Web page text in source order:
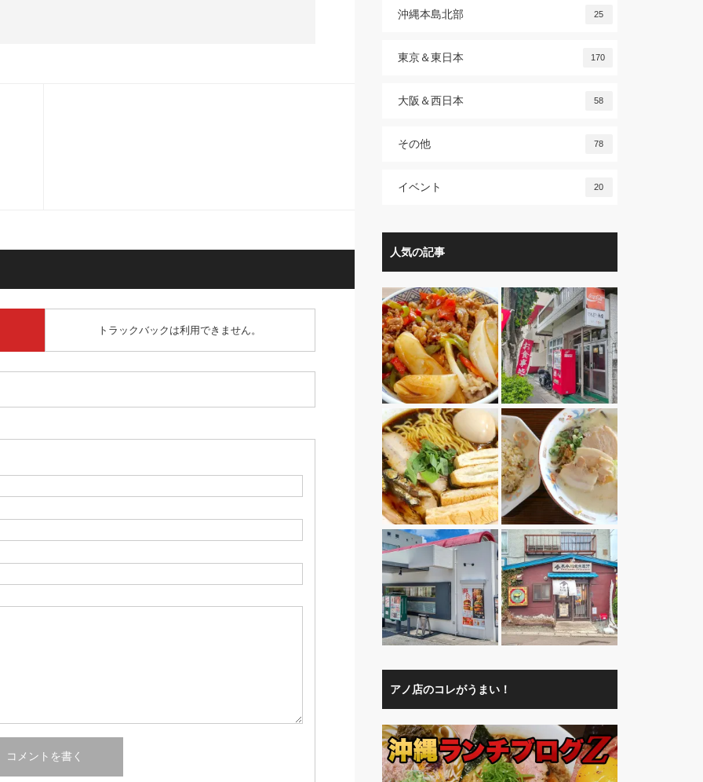
トラックバックは利用できません。
沖縄本島北部 25
東京＆東日本 170
大阪＆西日本 58
その他 78
イベント 20
人気の記事
アノ店のコレがうまい！